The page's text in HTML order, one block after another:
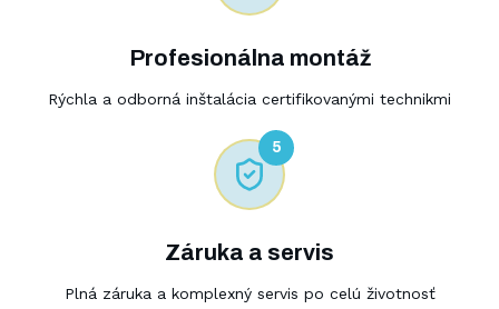
Profesionálna montáž
Rýchla a odborná inštalácia certifikovanými technikmi
5
Záruka a servis
Plná záruka a komplexný servis po celú životnosť